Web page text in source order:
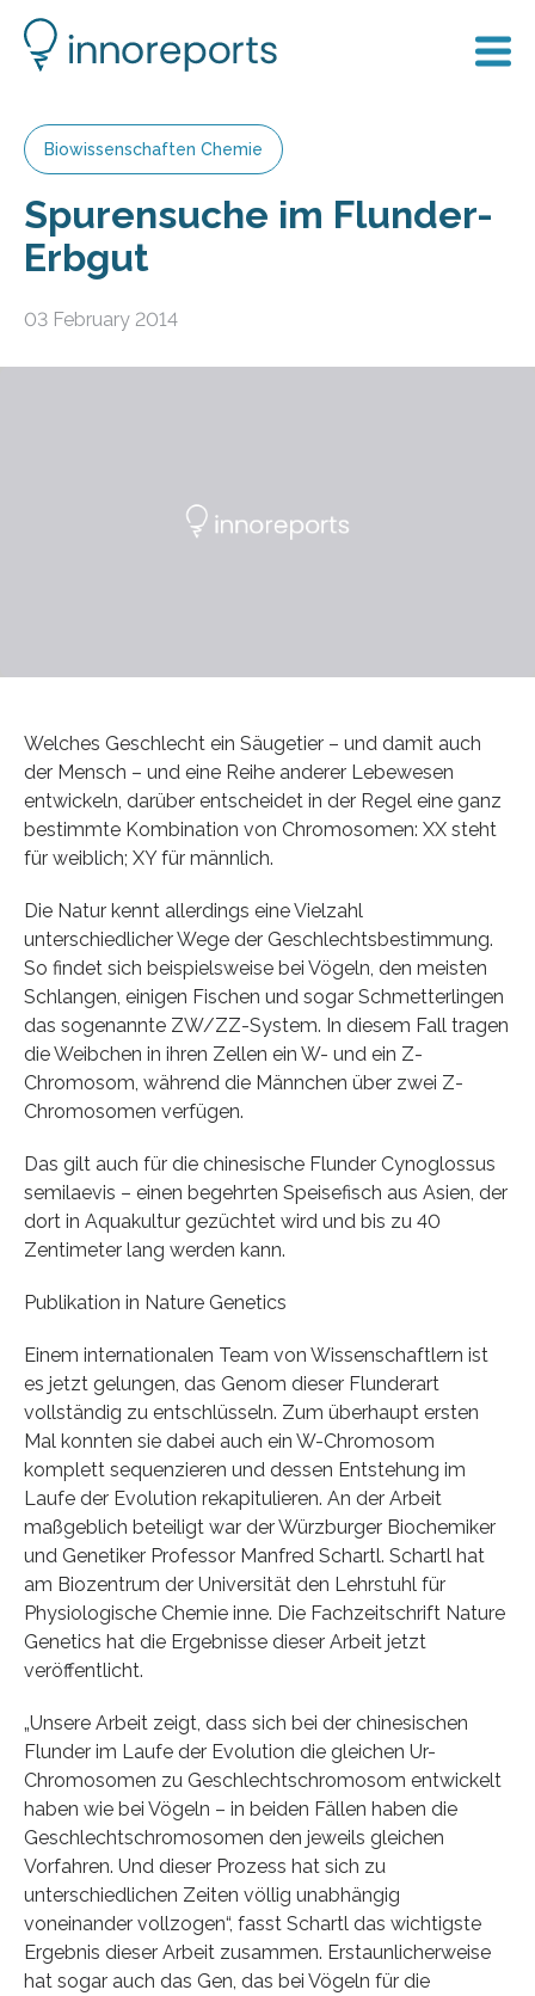
Biowissenschaften Chemie
Spurensuche im Flunder-
Erbgut
03 February 2014
Welches Geschlecht ein Säugetier – und damit auch
der Mensch – und eine Reihe anderer Lebewesen
entwickeln, darüber entscheidet in der Regel eine ganz
bestimmte Kombination von Chromosomen: XX steht
für weiblich; XY für männlich.
Die Natur kennt allerdings eine Vielzahl
unterschiedlicher Wege der Geschlechtsbestimmung.
So findet sich beispielsweise bei Vögeln, den meisten
Schlangen, einigen Fischen und sogar Schmetterlingen
das sogenannte ZW/ZZ-System. In diesem Fall tragen
die Weibchen in ihren Zellen ein W- und ein Z-
Chromosom, während die Männchen über zwei Z-
Chromosomen verfügen.
Das gilt auch für die chinesische Flunder Cynoglossus
semilaevis – einen begehrten Speisefisch aus Asien, der
dort in Aquakultur gezüchtet wird und bis zu 40
Zentimeter lang werden kann.
Publikation in Nature Genetics
Einem internationalen Team von Wissenschaftlern ist
es jetzt gelungen, das Genom dieser Flunderart
vollständig zu entschlüsseln. Zum überhaupt ersten
Mal konnten sie dabei auch ein W-Chromosom
komplett sequenzieren und dessen Entstehung im
Laufe der Evolution rekapitulieren. An der Arbeit
maßgeblich beteiligt war der Würzburger Biochemiker
und Genetiker Professor Manfred Schartl. Schartl hat
am Biozentrum der Universität den Lehrstuhl für
Physiologische Chemie inne. Die Fachzeitschrift Nature
Genetics hat die Ergebnisse dieser Arbeit jetzt
veröffentlicht.
„Unsere Arbeit zeigt, dass sich bei der chinesischen
Flunder im Laufe der Evolution die gleichen Ur-
Chromosomen zu Geschlechtschromosom entwickelt
haben wie bei Vögeln – in beiden Fällen haben die
Geschlechtschromosomen den jeweils gleichen
Vorfahren. Und dieser Prozess hat sich zu
unterschiedlichen Zeiten völlig unabhängig
voneinander vollzogen“, fasst Schartl das wichtigste
Ergebnis dieser Arbeit zusammen. Erstaunlicherweise
hat sogar auch das Gen, das bei Vögeln für die